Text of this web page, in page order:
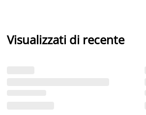
Visualizzati di recente